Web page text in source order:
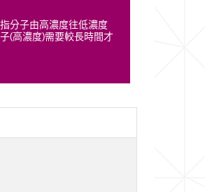
分子由高濃度往低濃度
(高濃度)需要較長時間才